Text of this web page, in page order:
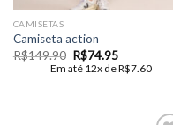
CAMISETAS
Camiseta action
R$149.90 O
preço
R$74.95O
preço
atual
Em até 12x deR$7.60